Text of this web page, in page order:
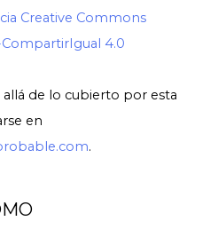
Creative Commons
4.0
de lo cubierto por esta
en
.